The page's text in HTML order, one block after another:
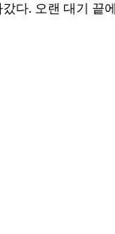
다. 오랜 대기